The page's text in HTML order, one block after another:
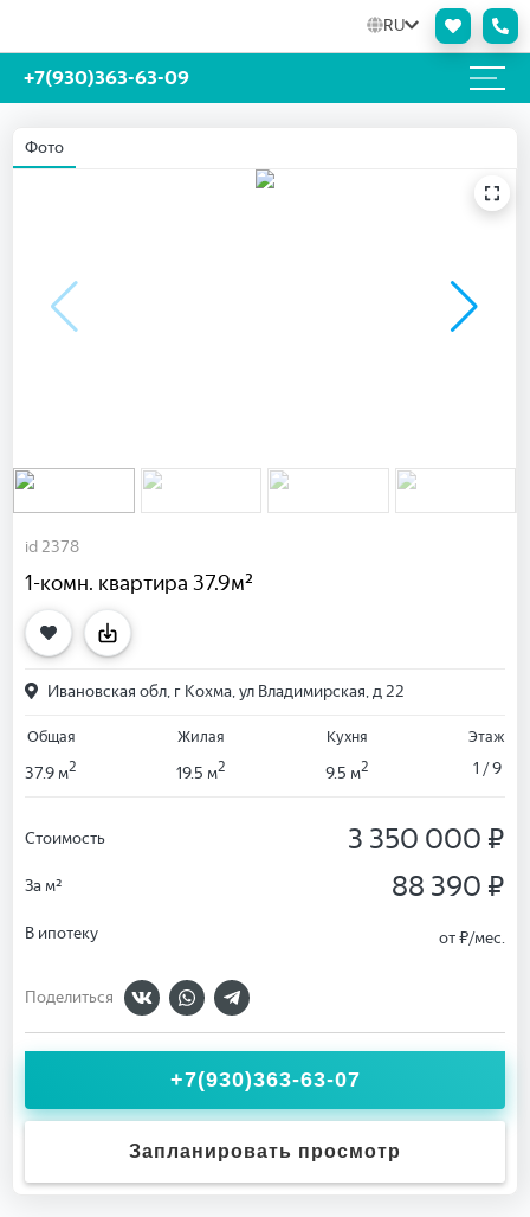
RU
+7(930)363-63-09
Фото
id 2378
1-комн. квартира 37.9м²
Ивановская обл, г Кохма, ул Владимирская, д 22
Общая
37.9 м2
Жилая
19.5 м2
Кухня
9.5 м2
Этаж
1 / 9
Стоимость 3 350 000 ₽
За м² 88 390 ₽
В ипотеку от₽/мес.
Поделиться
+7(930)363-63-07
Запланировать просмотр